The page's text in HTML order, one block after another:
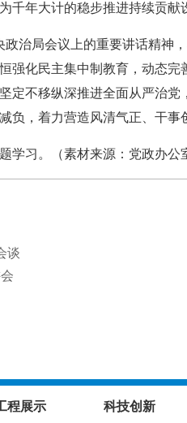
千年大计的稳步推进持续贡献
局会议上的重要讲话精神
强化民主集中制教育，动态
定不移纵深推进全面从严治党
，着力营造风清气正、干事
习。（素材来源：党政办公
谈
程展示 科技创新